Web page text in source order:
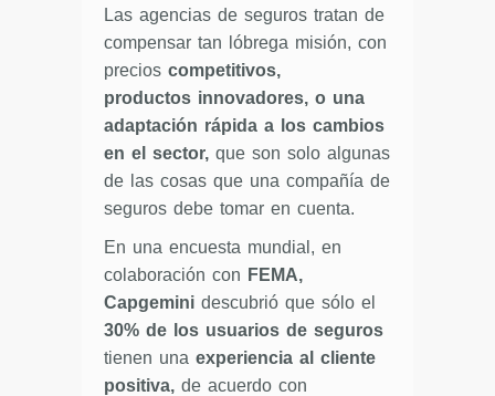
Las agencias de seguros tratan de
compensar tan lóbrega misión, con
precios competitivos,
productos innovadores, o una
adaptación rápida a los cambios
en el sector, que son solo algunas
de las cosas que una compañía de
seguros debe tomar en cuenta.
En una encuesta mundial, en
colaboración con FEMA,
Capgemini descubrió que sólo el
30% de los usuarios de seguros
tienen una experiencia al cliente
positiva, de acuerdo con